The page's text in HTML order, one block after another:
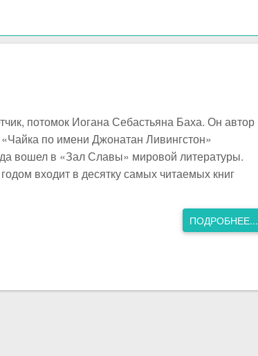
потомок Иогана Себастьяна Баха. Он автор
по имени Джонатан Ливингстон»
вошел в «Зал Славы» мировой литературы.
входит в десятку самых читаемых книг
ПОДРОБНЕЕ...